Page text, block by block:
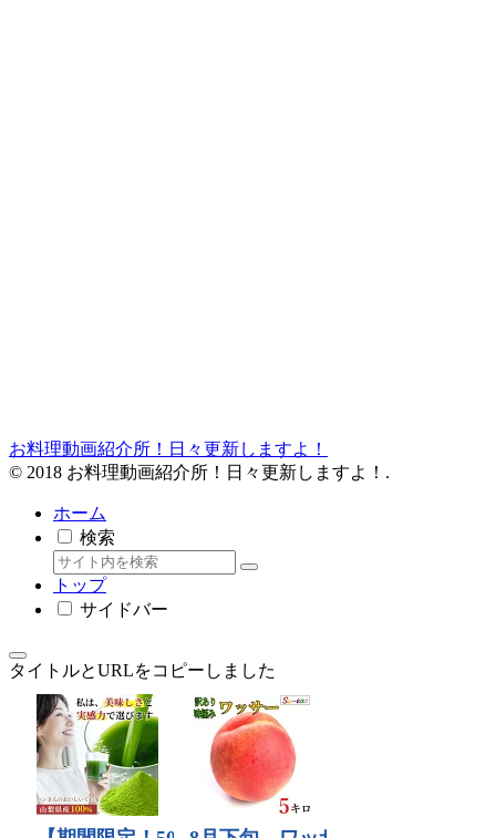
お料理動画紹介所！日々更新しますよ！
© 2018 お料理動画紹介所！日々更新しますよ！.
ホーム
検索
トップ
サイドバー
タイトルとURLをコピーしました